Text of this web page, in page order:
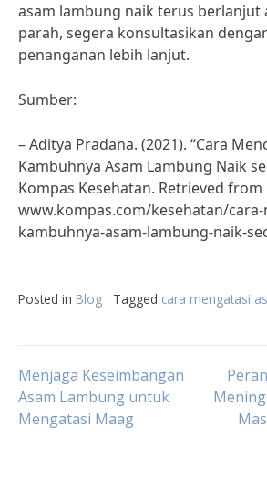
asam lambung naik terus berlanjut
parah, segera konsultasikan
penanganan lebih lanjut.
Sumber:
– Aditya Pradana. (2021). “Cara
Kambuhnya Asam Lambung Naik
Kompas Kesehatan. Retrieved from
www.kompas.com/kesehatan/
kambuhnya-asam-lambung-naik-
Posted in Blog Tagged cara mengatasi
Post
navigation
Menjaga Keseimbangan
Asam Lambung untuk
Mengatasi Maag